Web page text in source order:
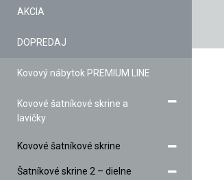
AKCIA
DOPREDAJ
Kovový nábytok PREMIUM LINE
Kovové šatníkové skrine a
lavičky
Kovové šatníkové skrine
Šatníkové skrine 2 – dielne